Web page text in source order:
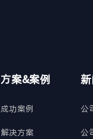
方案&案例
成功案例
解决方案
公
公